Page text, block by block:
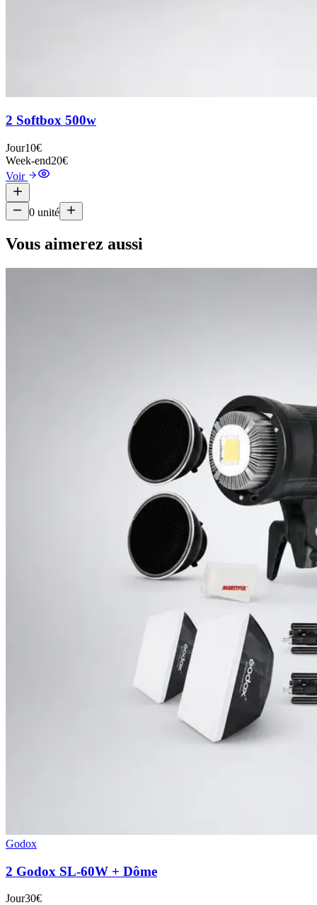
2 Softbox 500w
Jour10€
Week-end20€
Voir
0 unité
Vous aimerez aussi
Godox
2 Godox SL-60W + Dôme
Jour30€